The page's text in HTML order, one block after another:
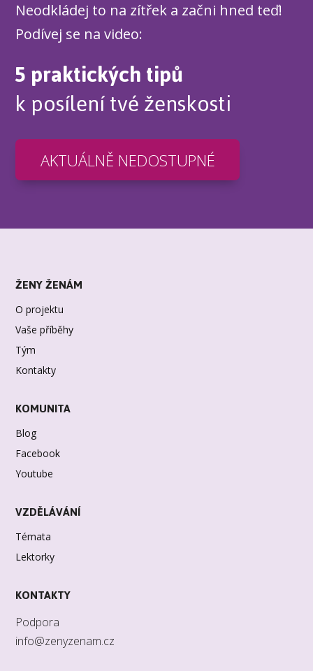
Neodkládej to na zítřek a začni hned teď!
Podívej se na video:
5 praktických tipů
k posílení tvé ženskosti
AKTUÁLNĚ NEDOSTUPNÉ
ŽENY ŽENÁM
O projektu
Vaše příběhy
Tým
Kontakty
KOMUNITA
Blog
Facebook
Youtube
VZDĚLÁVÁNÍ
Témata
Lektorky
KONTAKTY
Podpora
info@zenyzenam.cz